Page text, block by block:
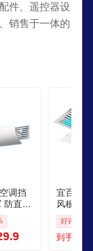
件、遥控器设
销售于一体的
调挡
防直吹
口冷
孔中
侧通
宜百利
风板 防
叶窗空
室防尘
挡板
好评率:
到手价：